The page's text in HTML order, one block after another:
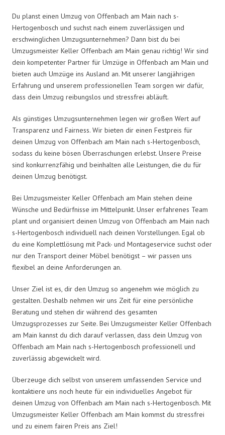
Du planst einen Umzug von Offenbach am Main nach s-
Hertogenbosch und suchst nach einem zuverlässigen und
erschwinglichen Umzugsunternehmen? Dann bist du bei
Umzugsmeister Keller Offenbach am Main genau richtig! Wir sind
dein kompetenter Partner für Umzüge in Offenbach am Main und
bieten auch Umzüge ins Ausland an. Mit unserer langjährigen
Erfahrung und unserem professionellen Team sorgen wir dafür,
dass dein Umzug reibungslos und stressfrei abläuft.
Als günstiges Umzugsunternehmen legen wir großen Wert auf
Transparenz und Fairness. Wir bieten dir einen Festpreis für
deinen Umzug von Offenbach am Main nach s-Hertogenbosch,
sodass du keine bösen Überraschungen erlebst. Unsere Preise
sind konkurrenzfähig und beinhalten alle Leistungen, die du für
deinen Umzug benötigst.
Bei Umzugsmeister Keller Offenbach am Main stehen deine
Wünsche und Bedürfnisse im Mittelpunkt. Unser erfahrenes Team
plant und organisiert deinen Umzug von Offenbach am Main nach
s-Hertogenbosch individuell nach deinen Vorstellungen. Egal ob
du eine Komplettlösung mit Pack- und Montageservice suchst oder
nur den Transport deiner Möbel benötigst – wir passen uns
flexibel an deine Anforderungen an.
Unser Ziel ist es, dir den Umzug so angenehm wie möglich zu
gestalten. Deshalb nehmen wir uns Zeit für eine persönliche
Beratung und stehen dir während des gesamten
Umzugsprozesses zur Seite. Bei Umzugsmeister Keller Offenbach
am Main kannst du dich darauf verlassen, dass dein Umzug von
Offenbach am Main nach s-Hertogenbosch professionell und
zuverlässig abgewickelt wird.
Überzeuge dich selbst von unserem umfassenden Service und
kontaktiere uns noch heute für ein individuelles Angebot für
deinen Umzug von Offenbach am Main nach s-Hertogenbosch. Mit
Umzugsmeister Keller Offenbach am Main kommst du stressfrei
und zu einem fairen Preis ans Ziel!